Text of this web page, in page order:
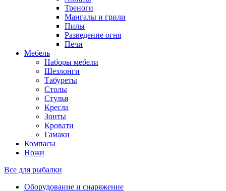
Треноги
Мангалы и грили
Пилы
Разведение огня
Печи
Мебель
Наборы мебели
Шезлонги
Табуреты
Столы
Стулья
Кресла
Зонты
Кровати
Гамаки
Компасы
Ножи
Все для рыбалки
Оборудование и снаряжение